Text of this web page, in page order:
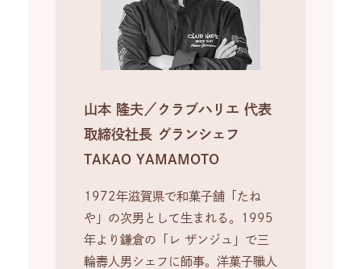
山本 隆夫／クラブハリエ 代表
取締役社長 グランシェフ
TAKAO YAMAMOTO
1972年滋賀県で和菓子舗「たね
や」の次男として生まれる。1995
年より鎌倉の「レ ザンジュ」で三
輪壽人男シェフに師事。洋菓子職人